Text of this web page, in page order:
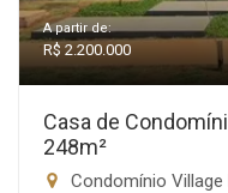
A partir de:
R$ 2.200.000
Casa de
248m²
Condomínio Village La